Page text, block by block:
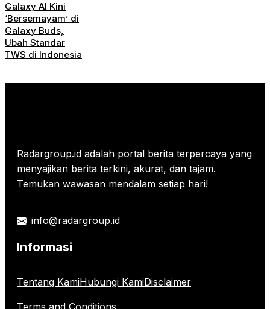
Galaxy AI Kini
‘Bersemayam’ di
Galaxy Buds,
Ubah Standar
TWS di Indonesia
Radargroup.id adalah portal berita terpercaya yang
menyajikan berita terkini, akurat, dan tajam.
Temukan wawasan mendalam setiap hari!
info@radargroup.id
Informasi
Tentang KamiHubungi KamiDisclaimer